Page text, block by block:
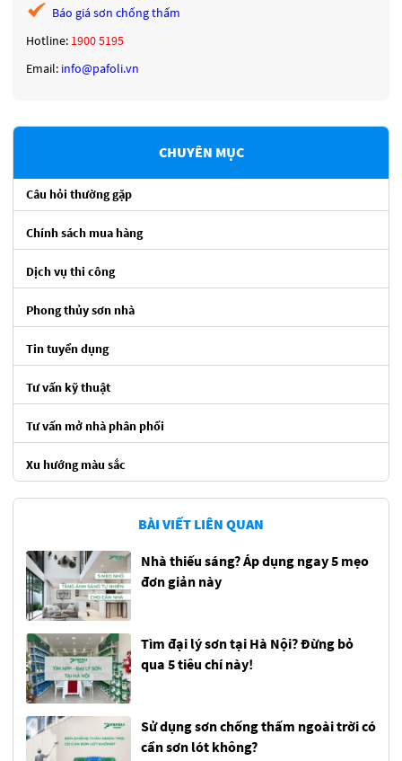
Báo giá sơn chống thấm
Hotline: 1900 5195
Email: info@pafoli.vn
CHUYÊN MỤC
Câu hỏi thường gặp
Chính sách mua hàng
Dịch vụ thi công
Phong thủy sơn nhà
Tin tuyển dụng
Tư vấn kỹ thuật
Tư vấn mở nhà phân phối
Xu hướng màu sắc
BÀI VIẾT LIÊN QUAN
Nhà thiếu sáng? Áp dụng ngay 5 mẹo
đơn giản này
Tìm đại lý sơn tại Hà Nội? Đừng bỏ
qua 5 tiêu chí này!
Sử dụng sơn chống thấm ngoài trời có
cần sơn lót không?